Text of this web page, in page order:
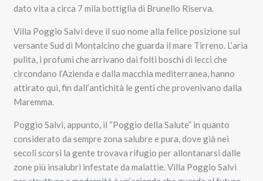
dato vita a circa 7 mila bottiglia di Brunello Riserva.
Villa Poggio Salvi deve il suo nome alla felice posizione sul
versante Sud di Montalcino che guarda il mare Tirreno. L’aria
pulita, i profumi che arrivano dai folti boschi di lecci che
circondano l’Azienda e dalla macchia mediterranea, hanno
attirato qui, fin dall’antichità le genti che provenivano dalla
Maremma.
Poggio Salvi, appunto, il “Poggio della Salute” in quanto
considerato da sempre zona salubre e pura, dove già nei
secoli scorsi la gente trovava rifugio per allontanarsi dalle
zone più insalubri infestate da malattie. Villa Poggio Salvi